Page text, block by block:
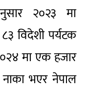
२०२३ मा
विदेशी पर्यटक
मा एक हजार
भएर नेपाल